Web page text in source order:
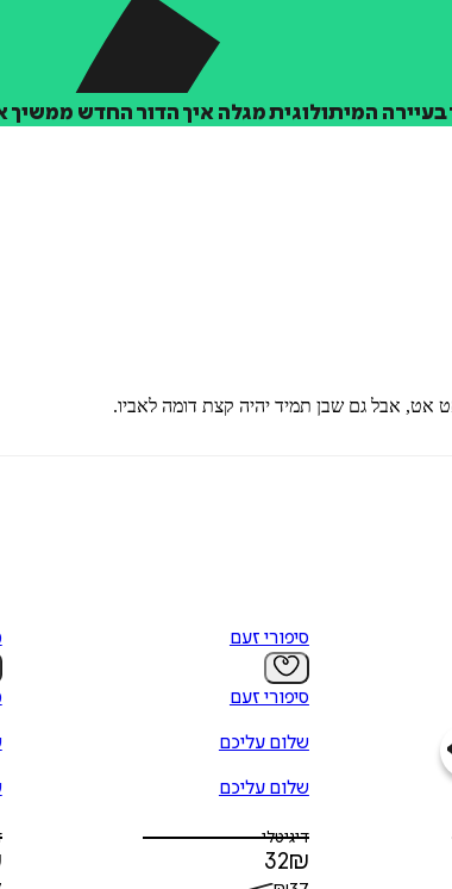
המיתולוגית מגלה איך הדור החדש ממשיך
אבל גם שבן תמיד יהיה קצת דומה לאביו.
סיפורי זעם
סיפורי זעם
שלום עליכם
שלום עליכם
דיגיטלי
32₪